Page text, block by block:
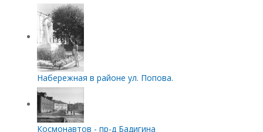
Набережная в районе ул. Попова.
Космонавтов - пр-д Бадигина